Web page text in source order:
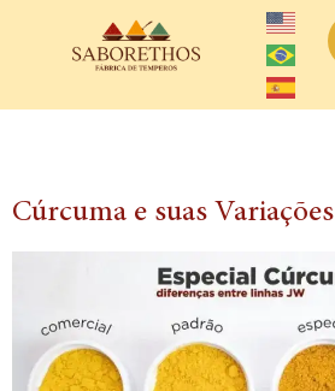
Cúrcuma e suas Variações